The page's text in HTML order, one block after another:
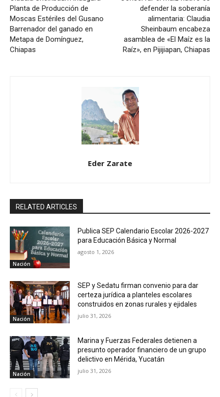
Planta de Producción de
Moscas Estériles del Gusano
Barrenador del ganado en
Metapa de Domínguez,
Chiapas
defender la soberanía
alimentaria: Claudia
Sheinbaum encabeza
asamblea de «El Maíz es la
Raíz», en Pijijiapan, Chiapas
Eder Zarate
RELATED ARTICLES
Nación
Publica SEP Calendario Escolar 2026-2027
para Educación Básica y Normal
agosto 1, 2026
Nación
SEP y Sedatu firman convenio para dar
certeza jurídica a planteles escolares
construidos en zonas rurales y ejidales
julio 31, 2026
Nación
Marina y Fuerzas Federales detienen a
presunto operador financiero de un grupo
delictivo en Mérida, Yucatán
julio 31, 2026